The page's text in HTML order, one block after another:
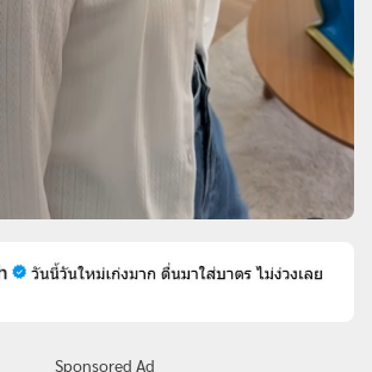
Sponsored Ad